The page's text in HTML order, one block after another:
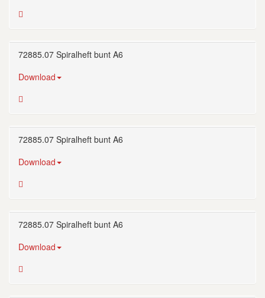
72885.07 Spiralheft bunt A6
Download
72885.07 Spiralheft bunt A6
Download
72885.07 Spiralheft bunt A6
Download